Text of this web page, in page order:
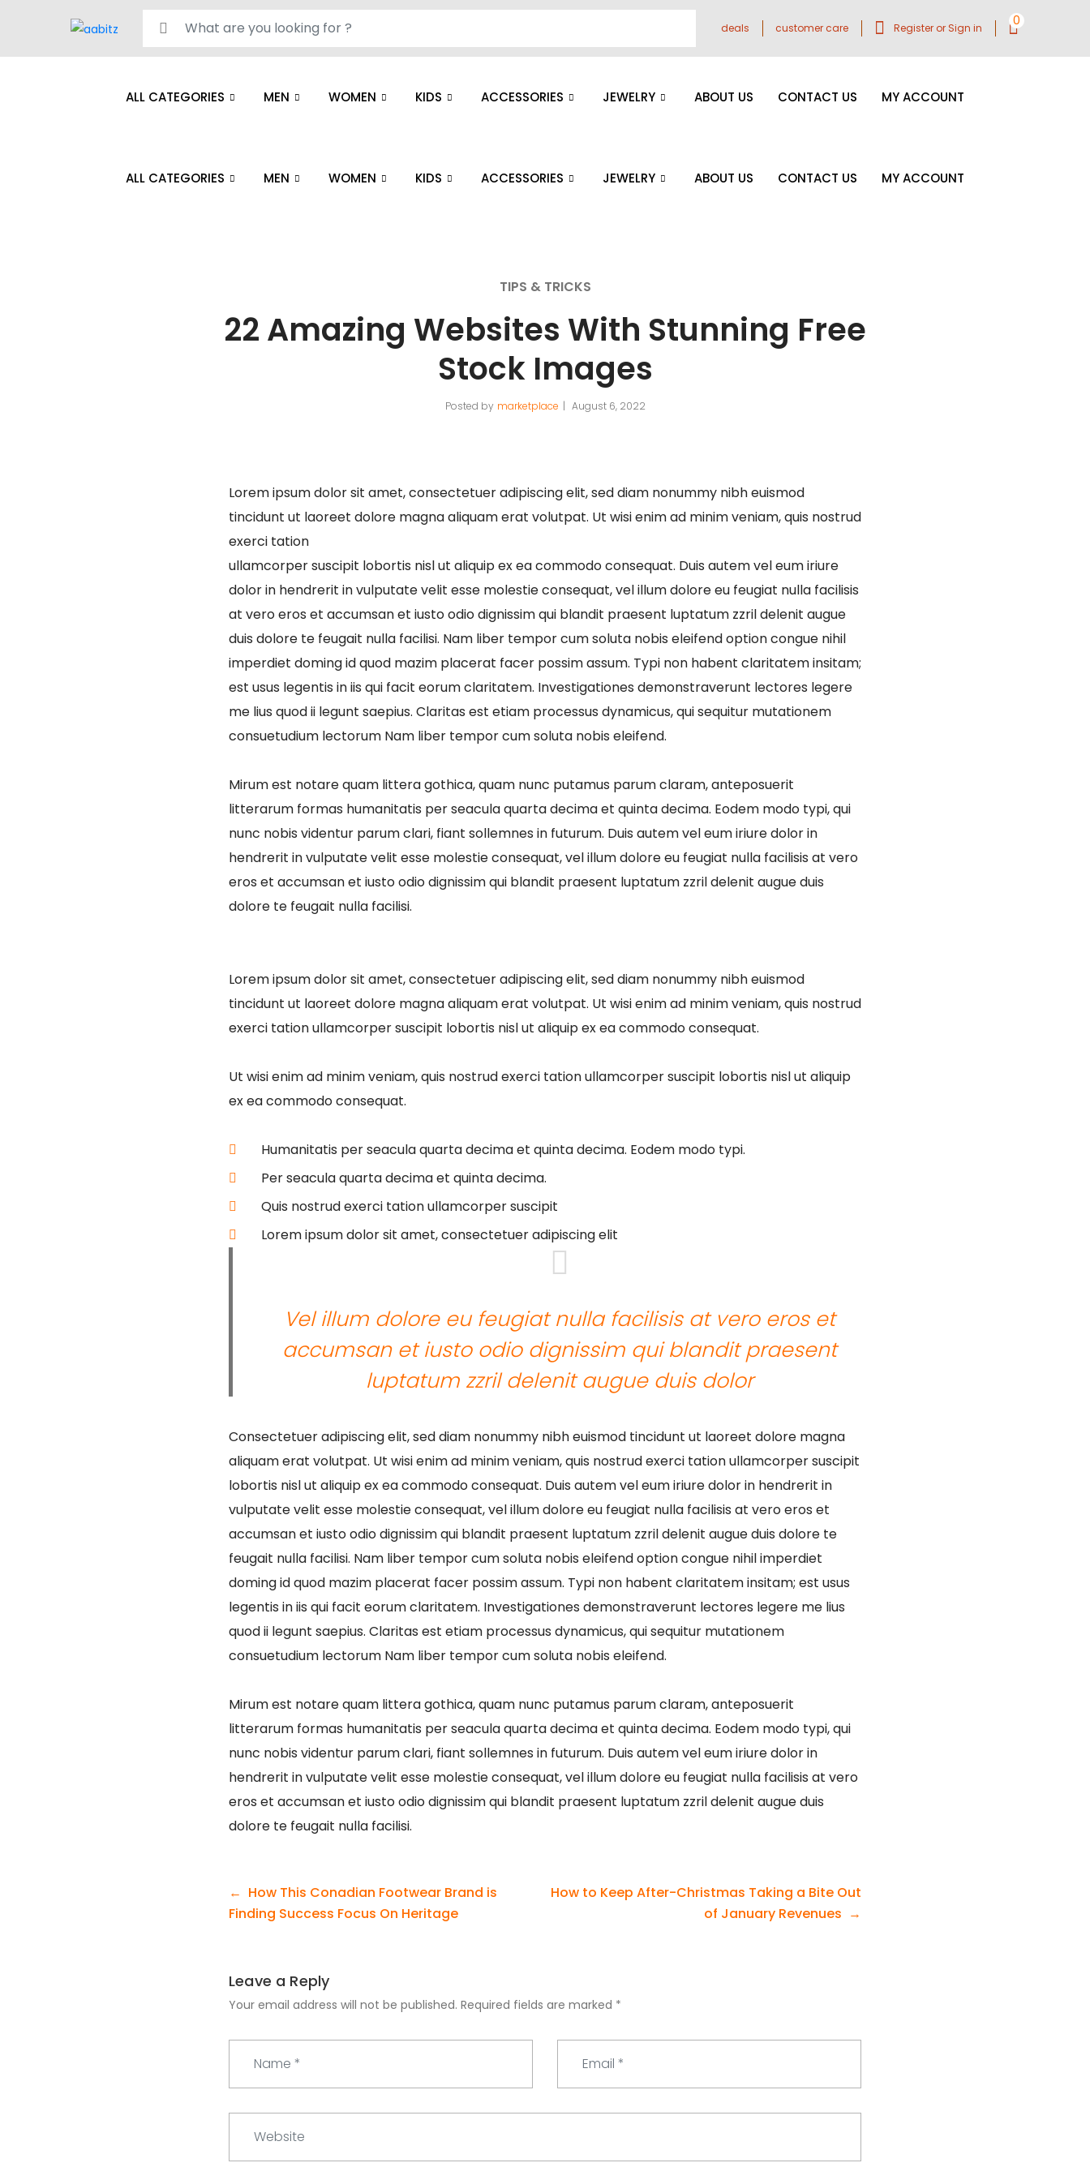
Search for:
deals customer care Register or Sign in 0
ALL CATEGORIES MEN WOMEN KIDS ACCESSORIES JEWELRY ABOUT US CONTACT US MY ACCOUNT
ALL CATEGORIES MEN WOMEN KIDS ACCESSORIES JEWELRY ABOUT US CONTACT US MY ACCOUNT
TIPS & TRICKS
22 Amazing Websites With Stunning Free
Stock Images
Posted by marketplace August 6, 2022
Lorem ipsum dolor sit amet, consectetuer adipiscing elit, sed diam nonummy nibh euismod
tincidunt ut laoreet dolore magna aliquam erat volutpat. Ut wisi enim ad minim veniam, quis nostrud
exerci tation
ullamcorper suscipit lobortis nisl ut aliquip ex ea commodo consequat. Duis autem vel eum iriure
dolor in hendrerit in vulputate velit esse molestie consequat, vel illum dolore eu feugiat nulla facilisis
at vero eros et accumsan et iusto odio dignissim qui blandit praesent luptatum zzril delenit augue
duis dolore te feugait nulla facilisi. Nam liber tempor cum soluta nobis eleifend option congue nihil
imperdiet doming id quod mazim placerat facer possim assum. Typi non habent claritatem insitam;
est usus legentis in iis qui facit eorum claritatem. Investigationes demonstraverunt lectores legere
me lius quod ii legunt saepius. Claritas est etiam processus dynamicus, qui sequitur mutationem
consuetudium lectorum Nam liber tempor cum soluta nobis eleifend.
Mirum est notare quam littera gothica, quam nunc putamus parum claram, anteposuerit
litterarum formas humanitatis per seacula quarta decima et quinta decima. Eodem modo typi, qui
nunc nobis videntur parum clari, fiant sollemnes in futurum. Duis autem vel eum iriure dolor in
hendrerit in vulputate velit esse molestie consequat, vel illum dolore eu feugiat nulla facilisis at vero
eros et accumsan et iusto odio dignissim qui blandit praesent luptatum zzril delenit augue duis
dolore te feugait nulla facilisi.
Lorem ipsum dolor sit amet, consectetuer adipiscing elit, sed diam nonummy nibh euismod
tincidunt ut laoreet dolore magna aliquam erat volutpat. Ut wisi enim ad minim veniam, quis nostrud
exerci tation ullamcorper suscipit lobortis nisl ut aliquip ex ea commodo consequat.
Ut wisi enim ad minim veniam, quis nostrud exerci tation ullamcorper suscipit lobortis nisl ut aliquip
ex ea commodo consequat.
Humanitatis per seacula quarta decima et quinta decima. Eodem modo typi.
Per seacula quarta decima et quinta decima.
Quis nostrud exerci tation ullamcorper suscipit
Lorem ipsum dolor sit amet, consectetuer adipiscing elit
Vel illum dolore eu feugiat nulla facilisis at vero eros et
accumsan et iusto odio dignissim qui blandit praesent
luptatum zzril delenit augue duis dolor
Consectetuer adipiscing elit, sed diam nonummy nibh euismod tincidunt ut laoreet dolore magna
aliquam erat volutpat. Ut wisi enim ad minim veniam, quis nostrud exerci tation ullamcorper suscipit
lobortis nisl ut aliquip ex ea commodo consequat. Duis autem vel eum iriure dolor in hendrerit in
vulputate velit esse molestie consequat, vel illum dolore eu feugiat nulla facilisis at vero eros et
accumsan et iusto odio dignissim qui blandit praesent luptatum zzril delenit augue duis dolore te
feugait nulla facilisi. Nam liber tempor cum soluta nobis eleifend option congue nihil imperdiet
doming id quod mazim placerat facer possim assum. Typi non habent claritatem insitam; est usus
legentis in iis qui facit eorum claritatem. Investigationes demonstraverunt lectores legere me lius
quod ii legunt saepius. Claritas est etiam processus dynamicus, qui sequitur mutationem
consuetudium lectorum Nam liber tempor cum soluta nobis eleifend.
Mirum est notare quam littera gothica, quam nunc putamus parum claram, anteposuerit
litterarum formas humanitatis per seacula quarta decima et quinta decima. Eodem modo typi, qui
nunc nobis videntur parum clari, fiant sollemnes in futurum. Duis autem vel eum iriure dolor in
hendrerit in vulputate velit esse molestie consequat, vel illum dolore eu feugiat nulla facilisis at vero
eros et accumsan et iusto odio dignissim qui blandit praesent luptatum zzril delenit augue duis
dolore te feugait nulla facilisi.
Post
navigation
How This Conadian Footwear Brand is
Finding Success Focus On Heritage
How to Keep After-Christmas Taking a Bite Out
of January Revenues
Leave a Reply
Your email address will not be published. Required fields are marked *
m
e
a
i
b